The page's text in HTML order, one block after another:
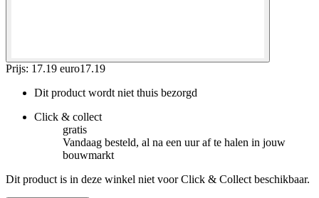
Prijs: 17.19 euro17.19
Dit product wordt niet thuis bezorgd
Click & collect
gratis
Vandaag besteld, al na een uur af te halen in jouw
bouwmarkt
Dit product is in deze winkel niet voor Click & Collect beschikbaar.